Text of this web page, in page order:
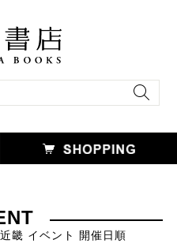
畿 イベント 開催日順